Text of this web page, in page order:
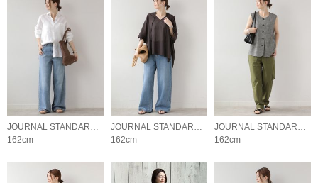
JOURNAL STANDARD relume LADYS
162cm
JOURNAL STANDARD relume LADYS
162cm
JOURNAL STANDARD relume LADYS
162cm